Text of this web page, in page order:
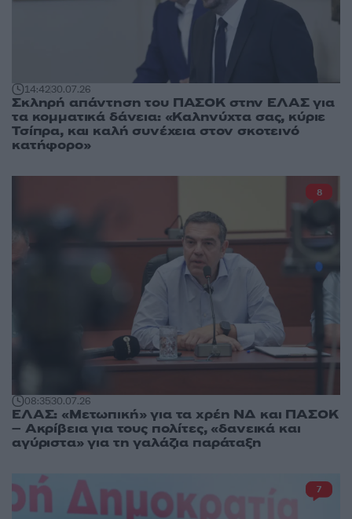
14:4230.07.26
Σκληρή απάντηση του ΠΑΣΟΚ στην ΕΛΑΣ για
τα κομματικά δάνεια: «Καληνύχτα σας, κύριε
Τσίπρα, και καλή συνέχεια στον σκοτεινό
κατήφορο»
08:3530.07.26
ΕΛΑΣ: «Μετωπική» για τα χρέη ΝΔ και ΠΑΣΟΚ
– Ακρίβεια για τους πολίτες, «δανεικά και
αγύριστα» για τη γαλάζια παράταξη
8
7